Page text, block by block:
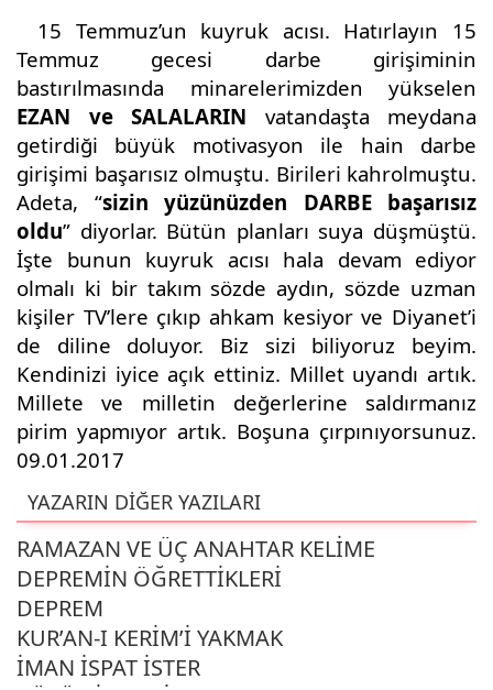
15 Temmuz’un kuyruk acısı. Hatırlayın 15
Temmuz gecesi darbe girişiminin
bastırılmasında minarelerimizden yükselen
EZAN ve SALALARIN vatandaşta meydana
getirdiği büyük motivasyon ile hain darbe
girişimi başarısız olmuştu. Birileri kahrolmuştu.
Adeta, “sizin yüzünüzden DARBE başarısız
oldu” diyorlar. Bütün planları suya düşmüştü.
İşte bunun kuyruk acısı hala devam ediyor
olmalı ki bir takım sözde aydın, sözde uzman
kişiler TV’lere çıkıp ahkam kesiyor ve Diyanet’i
de diline doluyor. Biz sizi biliyoruz beyim.
Kendinizi iyice açık ettiniz. Millet uyandı artık.
Millete ve milletin değerlerine saldırmanız
pirim yapmıyor artık. Boşuna çırpınıyorsunuz.
09.01.2017
YAZARIN DİĞER YAZILARI
RAMAZAN VE ÜÇ ANAHTAR KELİME
DEPREMİN ÖĞRETTİKLERİ
DEPREM
KUR’AN-I KERİM’İ YAKMAK
İMAN İSPAT İSTER